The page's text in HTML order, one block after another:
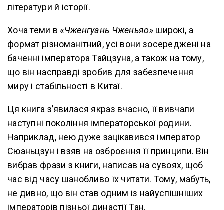
літератури й історії.
Хоча теми в «Чженгуань Чженьяо» широкі, а
формат різноманітний, усі вони зосереджені на
баченні імператора Тайцзуна, а також на тому,
що він насправді зробив для забезпечення
миру і стабільності в Китаї.
Ця книга з’явилася якраз вчасно, її вивчали
наступні покоління імператорської родини.
Наприклад, нею дуже зацікавився імператор
Сюаньцзун і взяв на озброєння її принципи. Він
вибрав фрази з книги, написав на сувоях, щоб
час від часу шанобливо їх читати. Тому, мабуть,
не дивно, що він став одним із найуспішніших
імператорів пізньої династії Тан.